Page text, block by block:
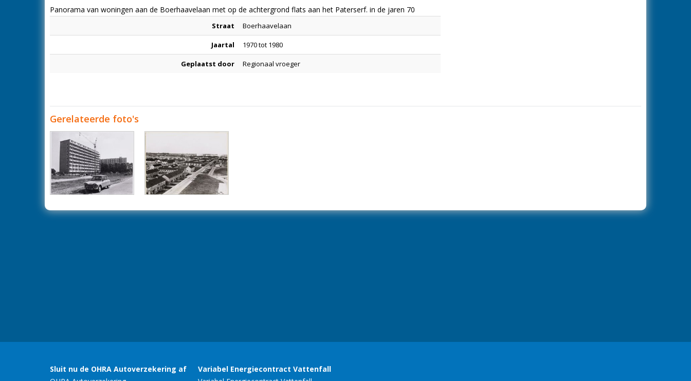
Panorama van woningen aan de Boerhaavelaan met op de achtergrond flats aan het Paterserf. in de jaren 70
Straat Boerhaavelaan
Jaartal 1970 tot 1980
Geplaatst door Regionaal vroeger
Gerelateerde foto's